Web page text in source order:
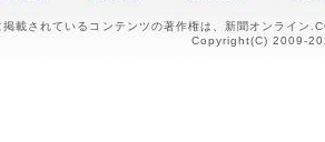
載されているコンテンツの著作権は、新聞オンライン
Copyright(C) 2009-